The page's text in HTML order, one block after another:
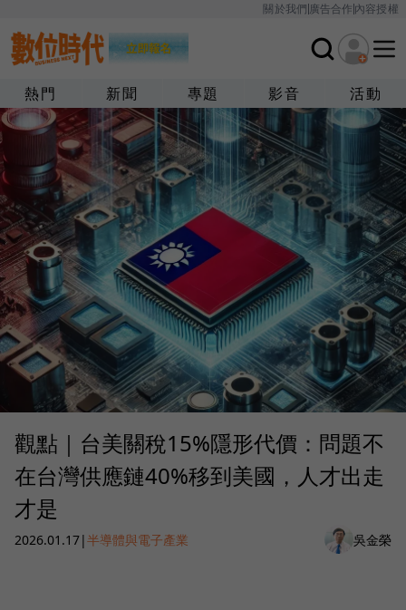
關於我們廣告合作內容授權
熱門 新聞 專題 影音 活動
觀點｜台美關稅15%隱形代價：問題不
在台灣供應鏈40%移到美國，人才出走
才是
2026.01.17|半導體與電子產業 吳金榮